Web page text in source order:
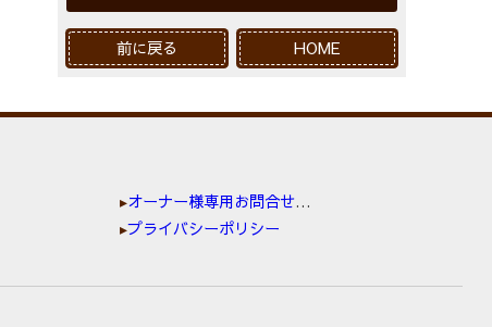
前に戻る HOME
オーナー様専用お問合せ窓口
プライバシーポリシー